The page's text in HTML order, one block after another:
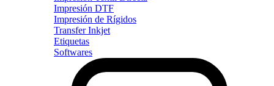
Impresión DTF
Impresión de Rígidos
Transfer Inkjet
Etiquetas
Softwares